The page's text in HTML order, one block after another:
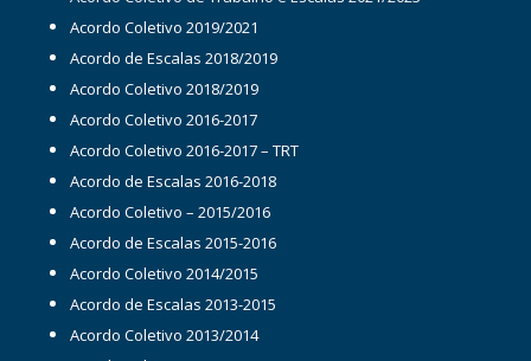
Acordo Coletivo 2019/2021
Acordo de Escalas 2018/2019
Acordo Coletivo 2018/2019
Acordo Coletivo 2016-2017
Acordo Coletivo 2016-2017 – TRT
Acordo de Escalas 2016-2018
Acordo Coletivo – 2015/2016
Acordo de Escalas 2015-2016
Acordo Coletivo 2014/2015
Acordo de Escalas 2013-2015
Acordo Coletivo 2013/2014